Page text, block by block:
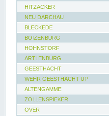
HITZACKER
NEU DARCHAU
BLECKEDE
BOIZENBURG
HOHNSTORF
ARTLENBURG
GEESTHACHT
WEHR GEESTHACHT UP
ALTENGAMME
ZOLLENSPIEKER
OVER